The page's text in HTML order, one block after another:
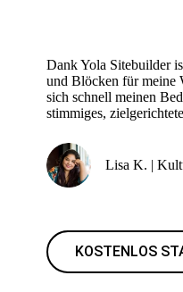
Dank Yola Sitebuilder
und Blöcken für meine
sich schnell meinen
stimmiges,
Lisa K. |
KOSTENLOS